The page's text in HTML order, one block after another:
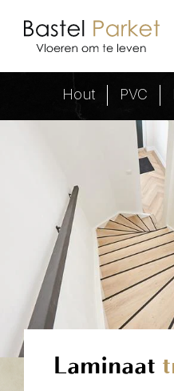
Laminaat
Hout PVC
Laminaat